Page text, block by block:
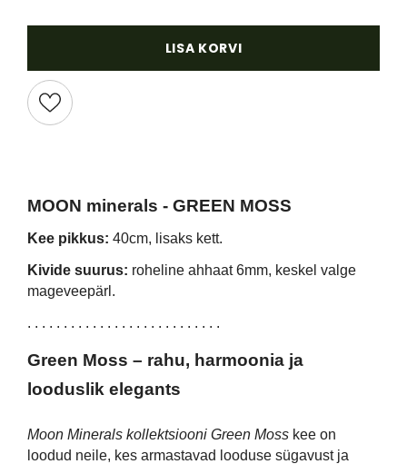
LISA KORVI
MOON minerals - GREEN MOSS
Kee pikkus: 40cm, lisaks kett.
Kivide suurus: roheline ahhaat 6mm, keskel valge
mageveepärl.
. . . . . . . . . . . . . . . . . . . . . . . . . . .
Green Moss – rahu, harmoonia ja
looduslik elegants
Moon Minerals kollektsiooni Green Moss kee on
loodud neile, kes armastavad looduse sügavust ja